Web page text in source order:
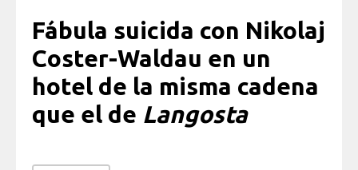
Fábula suicida con Nikolaj
Coster-Waldau en un
hotel de la misma cadena
que el de Langosta